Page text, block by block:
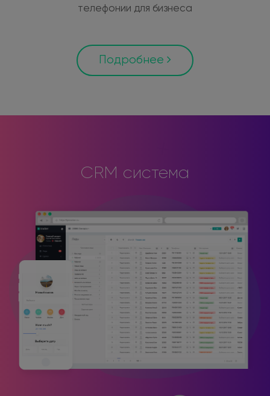
телефонии для бизнеса
Подробнее
CRM система